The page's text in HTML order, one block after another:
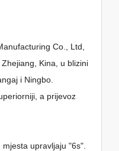
Co., Ltd,
Kina, u blizini
i Ningbo.
a prijevoz
upravljaju "6s".